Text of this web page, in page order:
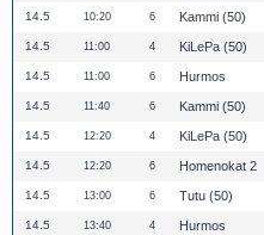
14.5 10:20 6 Kammi (50)
14.5 11:00 4 KiLePa (50)
14.5 11:00 6 Hurmos
14.5 11:40 6 Kammi (50)
14.5 12:20 4 KiLePa (50)
14.5 12:20 6 Homenokat 2
14.5 13:00 6 Tutu (50)
14.5 13:40 4 Hurmos